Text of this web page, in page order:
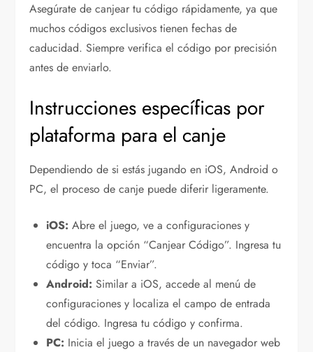
Asegúrate de canjear tu código rápidamente, ya que
muchos códigos exclusivos tienen fechas de
caducidad. Siempre verifica el código por precisión
antes de enviarlo.
Instrucciones específicas por
plataforma para el canje
Dependiendo de si estás jugando en iOS, Android o
PC, el proceso de canje puede diferir ligeramente.
iOS: Abre el juego, ve a configuraciones y
encuentra la opción “Canjear Código”. Ingresa tu
código y toca “Enviar”.
Android: Similar a iOS, accede al menú de
configuraciones y localiza el campo de entrada
del código. Ingresa tu código y confirma.
PC: Inicia el juego a través de un navegador web